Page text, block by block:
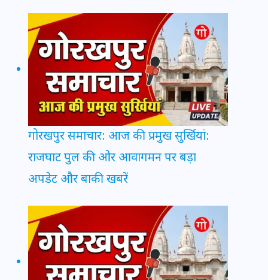
गोरखपुर समाचार: आज की प्रमुख सुर्खियां:
राजघाट पुल की ओर आवागमन पर बड़ा
अपडेट और बाकी खबरें